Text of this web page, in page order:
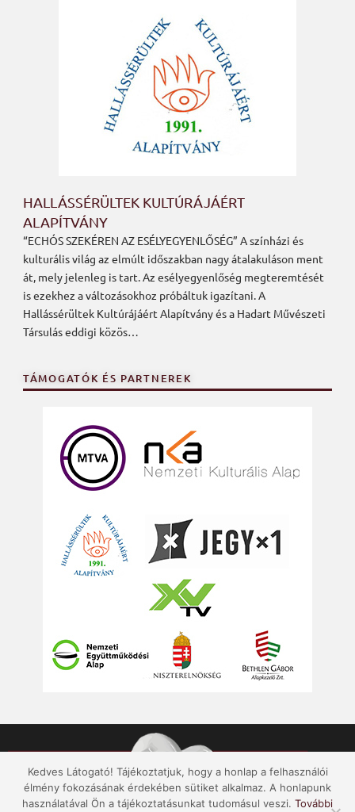
HALLÁSSÉRÜLTEK KULTÚRÁJÁÉRT
ALAPÍTVÁNY
“ECHÓS SZEKÉREN AZ ESÉLYEGYENLŐSÉG” A színházi és
kulturális világ az elmúlt időszakban nagy átalakuláson ment
át, mely jelenleg is tart. Az esélyegyenlőség megteremtését
is ezekhez a változásokhoz próbáltuk igazítani. A
Hallássérültek Kultúrájáért Alapítvány és a Hadart Művészeti
Társulás eddigi közös…
TÁMOGATÓK ÉS PARTNEREK
Kedves Látogató! Tájékoztatjuk, hogy a honlap a felhasználói
élmény fokozásának érdekében sütiket alkalmaz. A honlapunk
használatával Ön a tájékoztatásunkat tudomásul veszi. További